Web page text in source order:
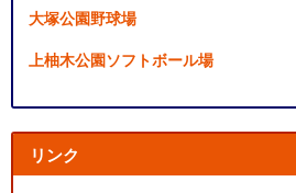
大塚公園野球場
上柚木公園ソフトボール場
リンク